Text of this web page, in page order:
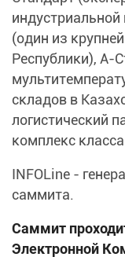
(один из
Республики), А-
складов в
логистический
комплекс
INFOLine -
саммита.
Саммит
Электронной